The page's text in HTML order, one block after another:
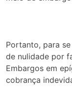
Portanto, para
de nulidade por
Embargos em
cobrança